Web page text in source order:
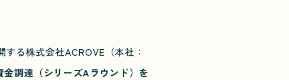
る株式会社ACROVE（本社：
調達（シリーズAラウンド）を